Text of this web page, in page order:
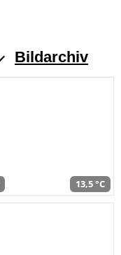
Bildarchiv
13,5 °C